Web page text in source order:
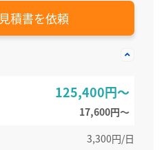
見積書を依頼
125,400円～
17,600円〜
3,300円/日